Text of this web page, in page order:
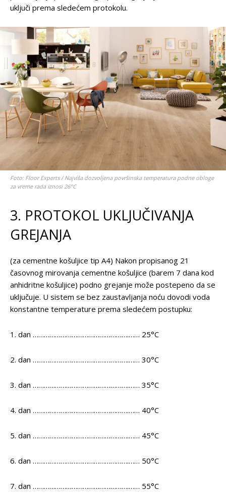
uključi prema sledećem protokolu.
Foto: Floor Experts / Najviša dozvoljena površinska temperatura podne obloge
za vreme rada iznosi 26°C
3. PROTOKOL UKLJUČIVANJA
GREJANJA
(za cementne košuljice tip A4) Nakon propisanog 21
časovnog mirovanja cementne košuljice (barem 7 dana kod
anhidritne košuljice) podno grejanje može postepeno da se
uključuje. U sistem se bez zaustavljanja noću dovodi voda
konstantne temperature prema sledećem postupku:
1. dan …………………………………………….…… 25°C
2. dan …………………………………………….…… 30°C
3. dan …………………………………………….…… 35°C
4. dan …………………………………………….…… 40°C
5. dan …………………………………………….…… 45°C
6. dan …………………………………………….…… 50°C
7. dan …………………………………………….…… 55°C